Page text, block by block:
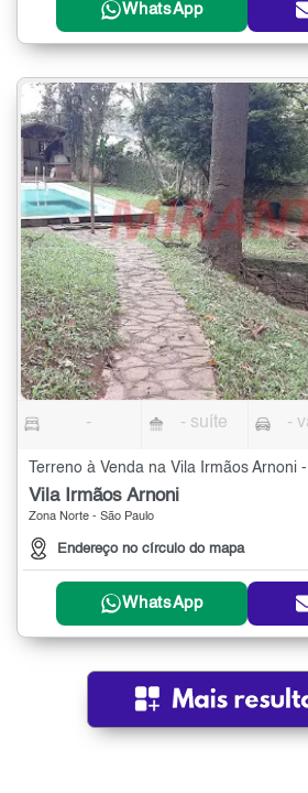
WhatsApp
- - suíte -
Terreno à Venda na Vila Irmãos Arnoni
Vila Irmãos Arnoni
Zona Norte - São Paulo
Endereço no círculo do mapa
WhatsApp